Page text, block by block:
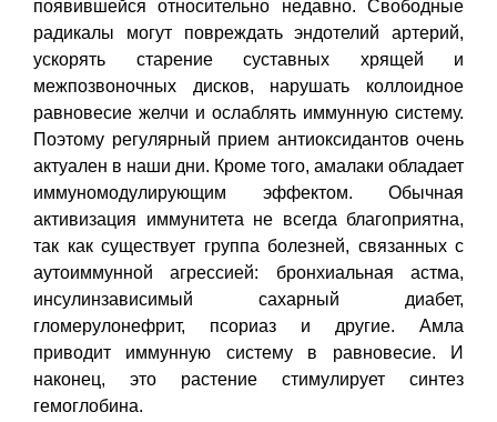
появившейся относительно недавно. Свободные
радикалы могут повреждать эндотелий артерий,
ускорять старение суставных хрящей и
межпозвоночных дисков, нарушать коллоидное
равновесие желчи и ослаблять иммунную систему.
Поэтому регулярный прием антиоксидантов очень
актуален в наши дни. Кроме того, амалаки обладает
иммуномодулирующим эффектом. Обычная
активизация иммунитета не всегда благоприятна,
так как существует группа болезней, связанных с
аутоиммунной агрессией: бронхиальная астма,
инсулинзависимый сахарный диабет,
гломерулонефрит, псориаз и другие. Амла
приводит иммунную систему в равновесие. И
наконец, это растение стимулирует синтез
гемоглобина.